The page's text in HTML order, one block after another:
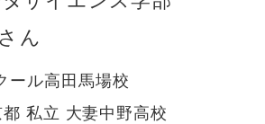
ん
ール高田馬場校
私立 大妻中野高校